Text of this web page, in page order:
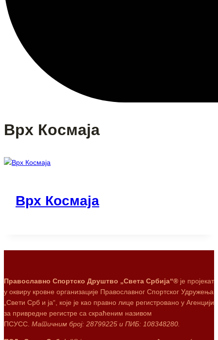
Врх Космаја
Врх Космаја
Православно Спортско Друштво „Света Србија“® је пројекат
у оквиру кровне организације Православног Спортског Удружења
„Свети Срб и ја“, које је као правно лице регистровано у Агенцији
за привредне регистре са скраћеним називом
ПСУСС. Матичним број: 28799225 и ПИБ: 108348280.